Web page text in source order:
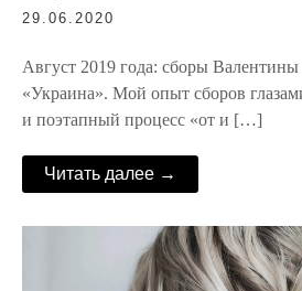
29.06.2020
Август 2019 года: сборы
«Украина». Мой опыт сборов
и поэтапный процесс «от и […]
Читать далее →